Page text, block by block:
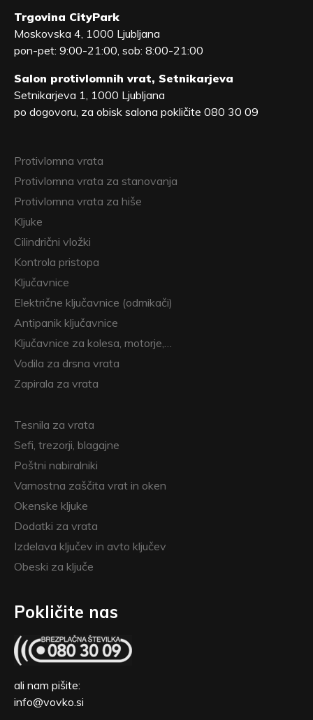
Trgovina CityPark
Moskovska 4, 1000 Ljubljana
pon-pet: 9:00-21:00, sob: 8:00-21:00
Salon protivlomnih vrat, Setnikarjeva
Setnikarjeva 1, 1000 Ljubljana
po dogovoru, za obisk salona pokličite 080 30 09
Protivlomna vrata
Protivlomna vrata za stanovanja
Protivlomna vrata za hiše
Kljuke
Cilindrični vložki
Kontrola pristopa
Ključavnice
Električne ključavnice (odmikači)
Antipanik ključavnice
Ključavnice za kolesa, motorje,…
Vodila za drsna vrata
Zapirala za vrata
Tesnila za vrata
Sefi, trezorji, blagajne
Poštni nabiralniki
Varnostna zaščita vrat in oken
Okenske kljuke
Dodatki za vrata
Izdelava ključev in avto ključev
Obeski za ključe
Pokličite nas
ali nam pišite:
info@vovko.si